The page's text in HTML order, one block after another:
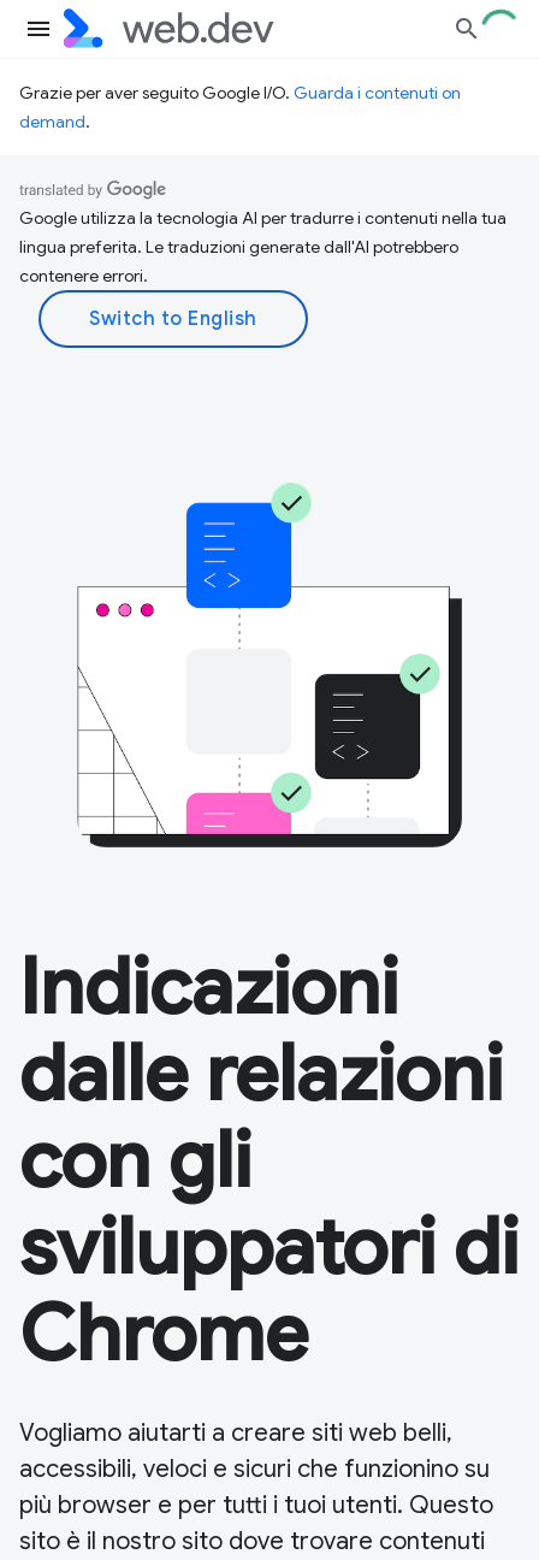
Grazie per aver seguito Google I/O. Guarda i contenuti on
demand.
Google utilizza la tecnologia AI per tradurre i contenuti nella tua
lingua preferita. Le traduzioni generate dall'AI potrebbero
contenere errori.
Indicazioni
dalle relazioni
con gli
sviluppatori di
Chrome
Vogliamo aiutarti a creare siti web belli,
accessibili, veloci e sicuri che funzionino su
più browser e per tutti i tuoi utenti. Questo
sito è il nostro sito dove trovare contenuti